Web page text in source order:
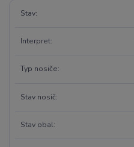
Stav
Interpret
Typ nosiče
Stav nosič
Stav obal